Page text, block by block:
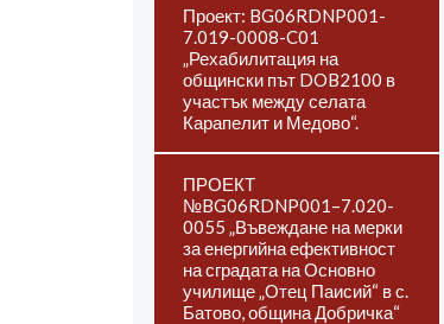
Проект: BG06RDNP001-
7.019-0008-C01
„Рехабилитация на
общински път DOB2100 в
участък между селата
Карапелит и Медово“.
ПРОЕКТ
№BG06RDNP001–7.020-
0055 „Въвеждане на мерки
за енергийна ефективност
на сградата на Основно
училище „Отец Паисий“ в с.
Батово, община Добричка“